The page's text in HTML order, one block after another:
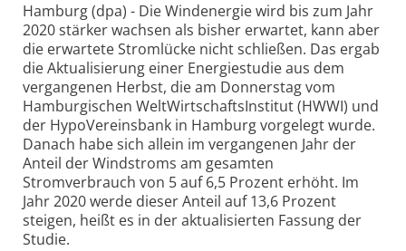
Hamburg (dpa) - Die Windenergie wird bis zum Jahr
2020 stärker wachsen als bisher erwartet, kann aber
die erwartete Stromlücke nicht schließen. Das ergab
die Aktualisierung einer Energiestudie aus dem
vergangenen Herbst, die am Donnerstag vom
Hamburgischen WeltWirtschaftsInstitut (HWWI) und
der HypoVereinsbank in Hamburg vorgelegt wurde.
Danach habe sich allein im vergangenen Jahr der
Anteil der Windstroms am gesamten
Stromverbrauch von 5 auf 6,5 Prozent erhöht. Im
Jahr 2020 werde dieser Anteil auf 13,6 Prozent
steigen, heißt es in der aktualisierten Fassung der
Studie.